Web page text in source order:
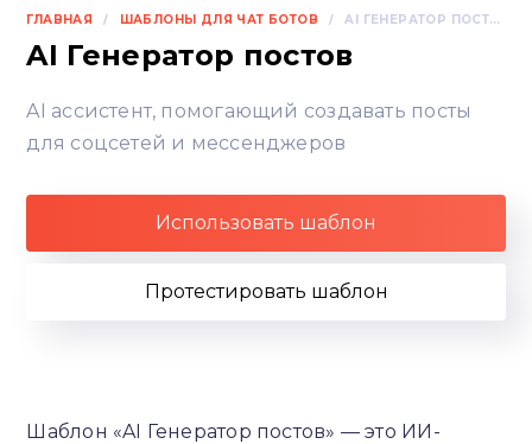
ГЛАВНАЯ / ШАБЛОНЫ ДЛЯ ЧАТ БОТОВ / AI ГЕНЕРАТОР ПОСТОВ
AI Генератор постов
AI ассистент, помогающий создавать посты
для соцсетей и мессенджеров
Использовать шаблон
Протестировать шаблон
Шаблон «AI Генератор постов» — это ИИ-